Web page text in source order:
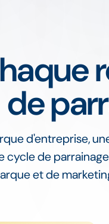
de
d'entreprise,
cycle de
et de